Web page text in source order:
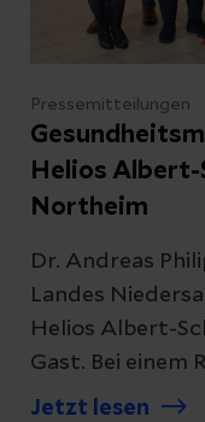
Pressemitteilungen
Helios
Northeim
Dr. Andreas
Landes
Helios Albert-
Gast. Bei einem
hat der Minister
Jetzt lesen